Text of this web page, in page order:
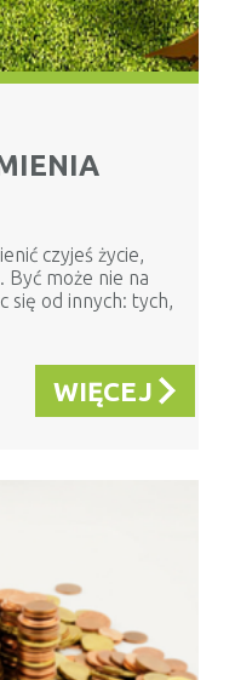
czyjeś życie,
Być może nie na
się od innych: tych,
WIĘCEJ